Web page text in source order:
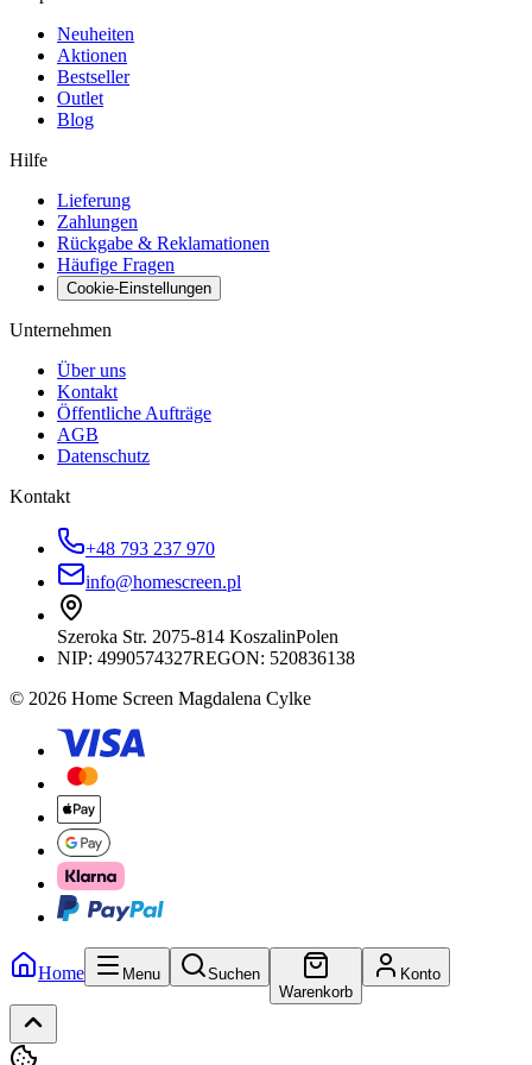
Neuheiten
Aktionen
Bestseller
Outlet
Blog
Hilfe
Lieferung
Zahlungen
Rückgabe & Reklamationen
Häufige Fragen
Cookie-Einstellungen
Unternehmen
Über uns
Kontakt
Öffentliche Aufträge
AGB
Datenschutz
Kontakt
+48 793 237 970
info@homescreen.pl
Szeroka Str. 2075-814 KoszalinPolen
NIP: 4990574327REGON: 520836138
© 2026 Home Screen Magdalena Cylke
Home Menu
Suchen
Warenkorb
Konto